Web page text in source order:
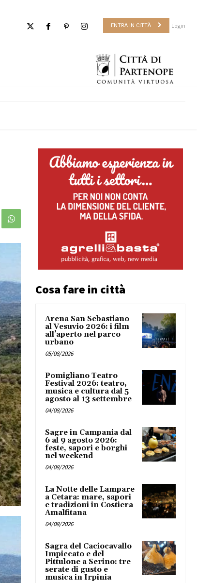
ENTRA IN CITTÀ Login
Cosa fare in città
Arena San Sebastiano
al Vesuvio 2026: i film
all’aperto nel parco
urbano
05/08/2026
Pomigliano Teatro
Festival 2026: teatro,
musica e cultura dal 5
agosto al 13 settembre
04/08/2026
Sagre in Campania dal
6 al 9 agosto 2026:
feste, sapori e borghi
nel weekend
04/08/2026
La Notte delle Lampare
a Cetara: mare, sapori
e tradizioni in Costiera
Amalfitana
04/08/2026
Sagra del Caciocavallo
Impiccato e del
Pittulone a Serino: tre
serate di gusto e
musica in Irpinia